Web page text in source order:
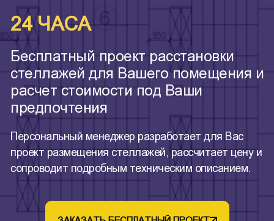
24 ЧАСА
Бесплатный проект расстановки
стеллажей для Вашего помещения и
расчет стоимости под Ваши
предпочтения
Персональный менеджер разработает для Вас
проект размещения стеллажей, рассчитает цену и
сопроводит подробным техническим описанием.